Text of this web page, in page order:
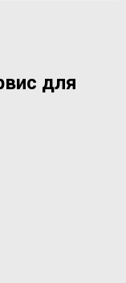
для